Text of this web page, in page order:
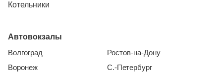
Котельники
Автовокзалы
Волгоград
Воронеж
Ростов-на-Дону
С.-Петербург